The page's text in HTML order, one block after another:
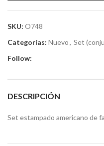
SKU: O748
Categorías: Nuevo, Set
Follow:
DESCRIPCIÓN
Set estampado americano de